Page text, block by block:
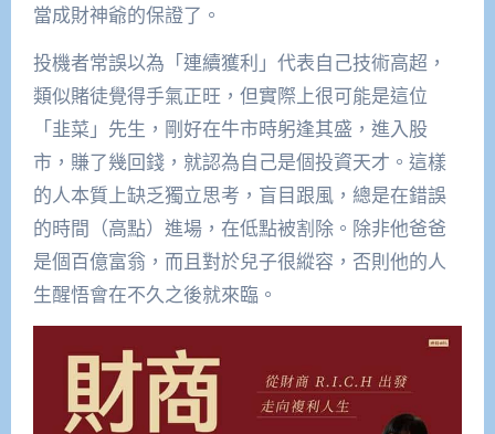
當成財神爺的保證了。
投機者常誤以為「連續獲利」代表自己技術高超，
類似賭徒覺得手氣正旺，但實際上很可能是這位
「韭菜」先生，剛好在牛市時躬逢其盛，進入股
市，賺了幾回錢，就認為自己是個投資天才。這樣
的人本質上缺乏獨立思考，盲目跟風，總是在錯誤
的時間（高點）進場，在低點被割除。除非他爸爸
是個百億富翁，而且對於兒子很縱容，否則他的人
生醒悟會在不久之後就來臨。